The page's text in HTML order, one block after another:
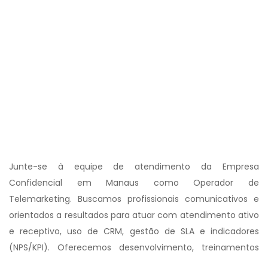
Junte-se à equipe de atendimento da Empresa
Confidencial em Manaus como Operador de
Telemarketing. Buscamos profissionais comunicativos e
orientados a resultados para atuar com atendimento ativo
e receptivo, uso de CRM, gestão de SLA e indicadores
(NPS/KPI). Oferecemos desenvolvimento, treinamentos